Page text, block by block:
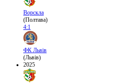
Ворскла
(Полтава)
4:1
ФК Львів
(Львів)
2025